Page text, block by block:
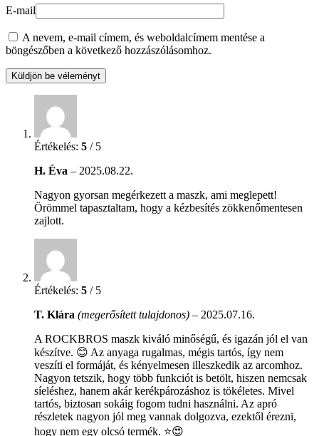
E-mail
A nevem, e-mail címem, és weboldalcímem mentése a
böngészőben a következő hozzászólásomhoz.
Értékelés: 5 / 5
H. Éva – 2025.08.22.
Nagyon gyorsan megérkezett a maszk, ami meglepett!
Örömmel tapasztaltam, hogy a kézbesítés zökkenőmentesen
zajlott.
Értékelés: 5 / 5
T. Klára (megerősített tulajdonos) – 2025.07.16.
A ROCKBROS maszk kiváló minőségű, és igazán jól el van
készítve. 😊 Az anyaga rugalmas, mégis tartós, így nem
veszíti el formáját, és kényelmesen illeszkedik az arcomhoz.
Nagyon tetszik, hogy több funkciót is betölt, hiszen nemcsak
síeléshez, hanem akár kerékpározáshoz is tökéletes. Mivel
tartós, biztosan sokáig fogom tudni használni. Az apró
részletek nagyon jól meg vannak dolgozva, ezektől érezni,
hogy nem egy olcsó termék. ⭐😍